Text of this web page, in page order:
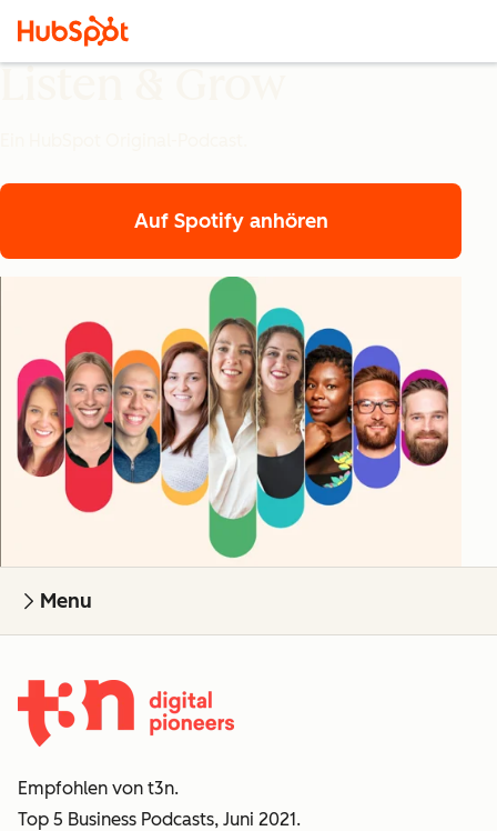
Auf Spotify anhören
Menu
Empfohlen von t3n.
Top 5 Business Podcasts, Juni 2021.